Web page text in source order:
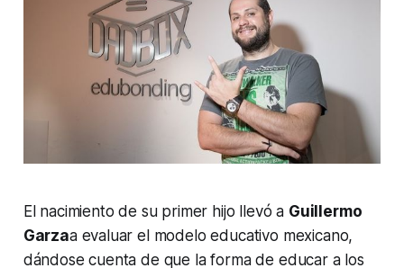
El nacimiento de su primer hijo llevó a Guillermo
Garzaa evaluar el modelo educativo mexicano,
dándose cuenta de que la forma de educar a los